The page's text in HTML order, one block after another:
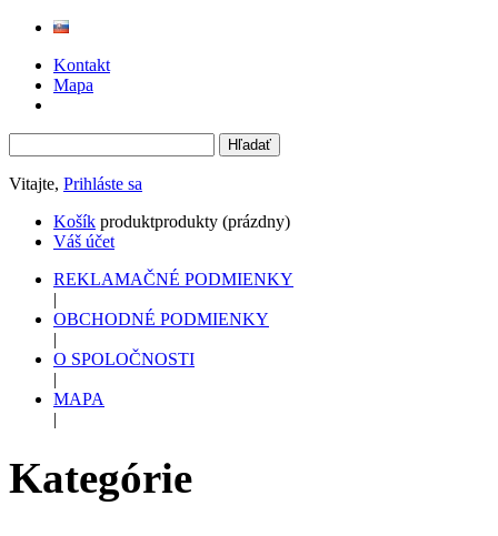
Kontakt
Mapa
Vitajte, Prihláste sa
Košík produktprodukty (prázdny)
Váš účet
REKLAMAČNÉ PODMIENKY
|
OBCHODNÉ PODMIENKY
|
O SPOLOČNOSTI
|
MAPA
|
Kategórie